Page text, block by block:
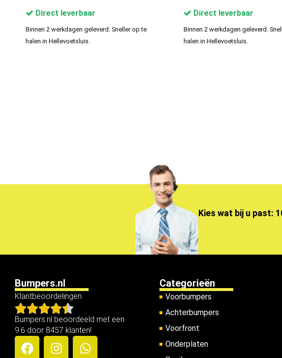
Direct leverbaar
Binnen 2 werkdagen geleverd. Sneller op te
halen in Hellevoetsluis.
Direct leverbaar
Binnen 2 werkdagen geleverd.
halen in Hellevoetsluis.
Kies wat bij u past:
Bumpers.nl
Klantbeoordelingen
Bumpers.nl beoordeeld met een
9.6 door 8457 klanten!
Categorieën
Voorbumpers
Achterbumpers
Voorfront
Onderplaten